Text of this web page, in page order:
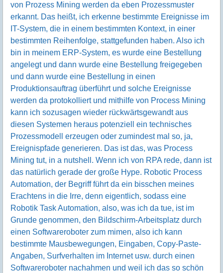
von Prozess Mining werden da eben Prozessmuster
erkannt. Das heißt, ich erkenne bestimmte Ereignisse im
IT-System, die in einem bestimmten Kontext, in einer
bestimmten Reihenfolge, stattgefunden haben. Also ich
bin in meinem ERP-System, es wurde eine Bestellung
angelegt und dann wurde eine Bestellung freigegeben
und dann wurde eine Bestellung in einen
Produktionsauftrag überführt und solche Ereignisse
werden da protokolliert und mithilfe von Process Mining
kann ich sozusagen wieder rückwärtsgewandt aus
diesen Systemen heraus potenziell ein technisches
Prozessmodell erzeugen oder zumindest mal so, ja,
Ereignispfade generieren. Das ist das, was Process
Mining tut, in a nutshell. Wenn ich von RPA rede, dann ist
das natürlich gerade der große Hype. Robotic Process
Automation, der Begriff führt da ein bisschen meines
Erachtens in die Irre, denn eigentlich, sodass eine
Robotik Task Automation, also, was ich da tue, ist im
Grunde genommen, den Bildschirm-Arbeitsplatz durch
einen Softwareroboter zum mimen, also ich kann
bestimmte Mausbewegungen, Eingaben, Copy-Paste-
Angaben, Surfverhalten im Internet usw. durch einen
Softwareroboter nachahmen und weil ich das so schön